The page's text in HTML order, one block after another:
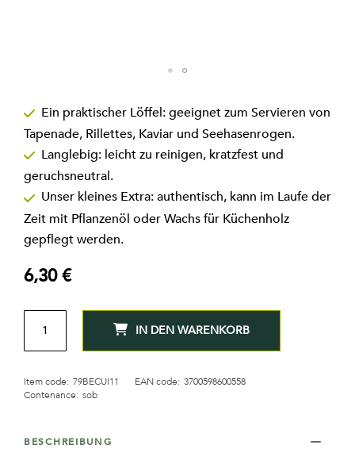
Anfang
der
Bildgalerie
springen
Ein praktischer Löffel: geeignet zum Servieren von
Tapenade, Rillettes, Kaviar und Seehasenrogen.
Langlebig: leicht zu reinigen, kratzfest und
geruchsneutral.
Unser kleines Extra: authentisch, kann im Laufe der
Zeit mit Pflanzenöl oder Wachs für Küchenholz
gepflegt werden.
6,30 €
MENGE
IN DEN WARENKORB
Item code: 79BECUI11 EAN code: 3700598600558
Contenance: sob
BESCHREIBUNG